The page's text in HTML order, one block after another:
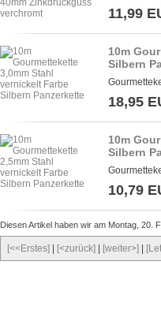
11,99
10m
Silbern
18,95
10m
Silbern
10,79
Diesen Artikel haben wir am Montag, 20.
[<<Erstes] [<zurück] [weiter>]